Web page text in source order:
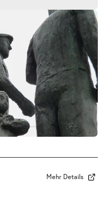
Tickets
Tickets
Mehr Details